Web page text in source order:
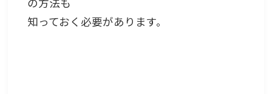
知っておく必要があります。